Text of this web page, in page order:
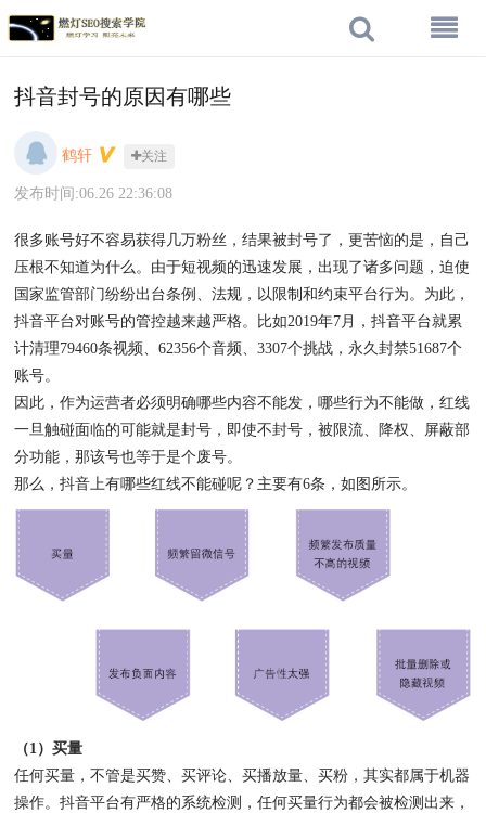
抖音封号的原因有哪些
鹤轩 关注
发布时间:06.26 22:36:08
很多账号好不容易获得几万粉丝，结果被封号了，更苦恼的是，自己
压根不知道为什么。由于短视频的迅速发展，出现了诸多问题，迫使
国家监管部门纷纷出台条例、法规，以限制和约束平台行为。为此，
抖音平台对账号的管控越来越严格。比如2019年7月，抖音平台就累
计清理79460条视频、62356个音频、3307个挑战，永久封禁51687个
账号。
因此，作为运营者必须明确哪些内容不能发，哪些行为不能做，红线
一旦触碰面临的可能就是封号，即使不封号，被限流、降权、屏蔽部
分功能，那该号也等于是个废号。
那么，抖音上有哪些红线不能碰呢？主要有6条，如图所示。
（1）买量
任何买量，不管是买赞、买评论、买播放量、买粉，其实都属于机器
操作。抖音平台有严格的系统检测，任何买量行为都会被检测出来，